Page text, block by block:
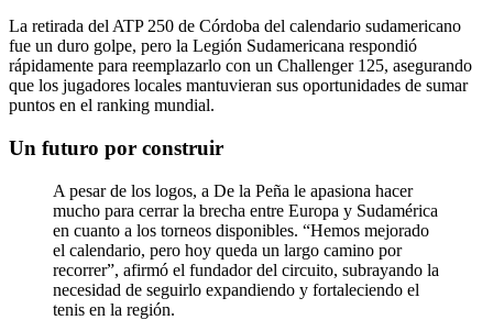
La retirada del ATP 250 de Córdoba del calendario sudamericano
fue un duro golpe, pero la Legión Sudamericana respondió
rápidamente para reemplazarlo con un Challenger 125, asegurando
que los jugadores locales mantuvieran sus oportunidades de sumar
puntos en el ranking mundial.
Un futuro por construir
A pesar de los logos, a De la Peña le apasiona hacer
mucho para cerrar la brecha entre Europa y Sudamérica
en cuanto a los torneos disponibles. “Hemos mejorado
el calendario, pero hoy queda un largo camino por
recorrer”, afirmó el fundador del circuito, subrayando la
necesidad de seguirlo expandiendo y fortaleciendo el
tenis en la región.